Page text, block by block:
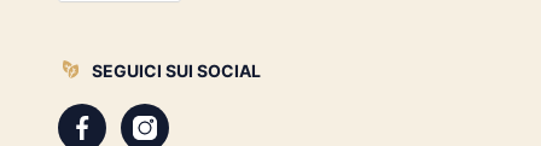
SEGUICI SUI SOCIAL